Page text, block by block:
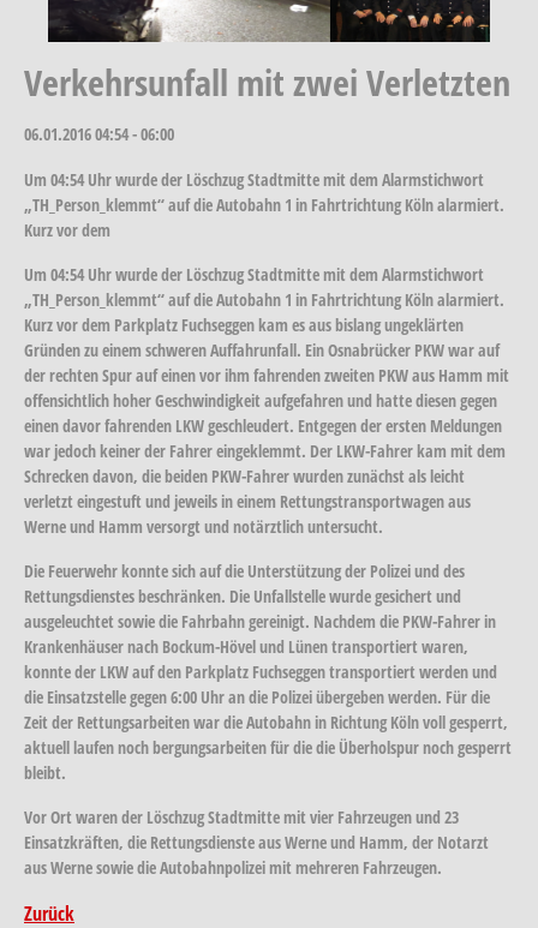
Verkehrsunfall mit zwei Verletzten
06.01.201604:54 - 06:00
Um 04:54 Uhr wurde der Löschzug Stadtmitte mit dem Alarmstichwort
„TH_Person_klemmt“ auf die Autobahn 1 in Fahrtrichtung Köln alarmiert.
Kurz vor dem
Um 04:54 Uhr wurde der Löschzug Stadtmitte mit dem Alarmstichwort
„TH_Person_klemmt“ auf die Autobahn 1 in Fahrtrichtung Köln alarmiert.
Kurz vor dem Parkplatz Fuchseggen kam es aus bislang ungeklärten
Gründen zu einem schweren Auffahrunfall. Ein Osnabrücker PKW war auf
der rechten Spur auf einen vor ihm fahrenden zweiten PKW aus Hamm mit
offensichtlich hoher Geschwindigkeit aufgefahren und hatte diesen gegen
einen davor fahrenden LKW geschleudert. Entgegen der ersten Meldungen
war jedoch keiner der Fahrer eingeklemmt. Der LKW-Fahrer kam mit dem
Schrecken davon, die beiden PKW-Fahrer wurden zunächst als leicht
verletzt eingestuft und jeweils in einem Rettungstransportwagen aus
Werne und Hamm versorgt und notärztlich untersucht.
Die Feuerwehr konnte sich auf die Unterstützung der Polizei und des
Rettungsdienstes beschränken. Die Unfallstelle wurde gesichert und
ausgeleuchtet sowie die Fahrbahn gereinigt. Nachdem die PKW-Fahrer in
Krankenhäuser nach Bockum-Hövel und Lünen transportiert waren,
konnte der LKW auf den Parkplatz Fuchseggen transportiert werden und
die Einsatzstelle gegen 6:00 Uhr an die Polizei übergeben werden. Für die
Zeit der Rettungsarbeiten war die Autobahn in Richtung Köln voll gesperrt,
aktuell laufen noch bergungsarbeiten für die die Überholspur noch gesperrt
bleibt.
Vor Ort waren der Löschzug Stadtmitte mit vier Fahrzeugen und 23
Einsatzkräften, die Rettungsdienste aus Werne und Hamm, der Notarzt
aus Werne sowie die Autobahnpolizei mit mehreren Fahrzeugen.
Zurück